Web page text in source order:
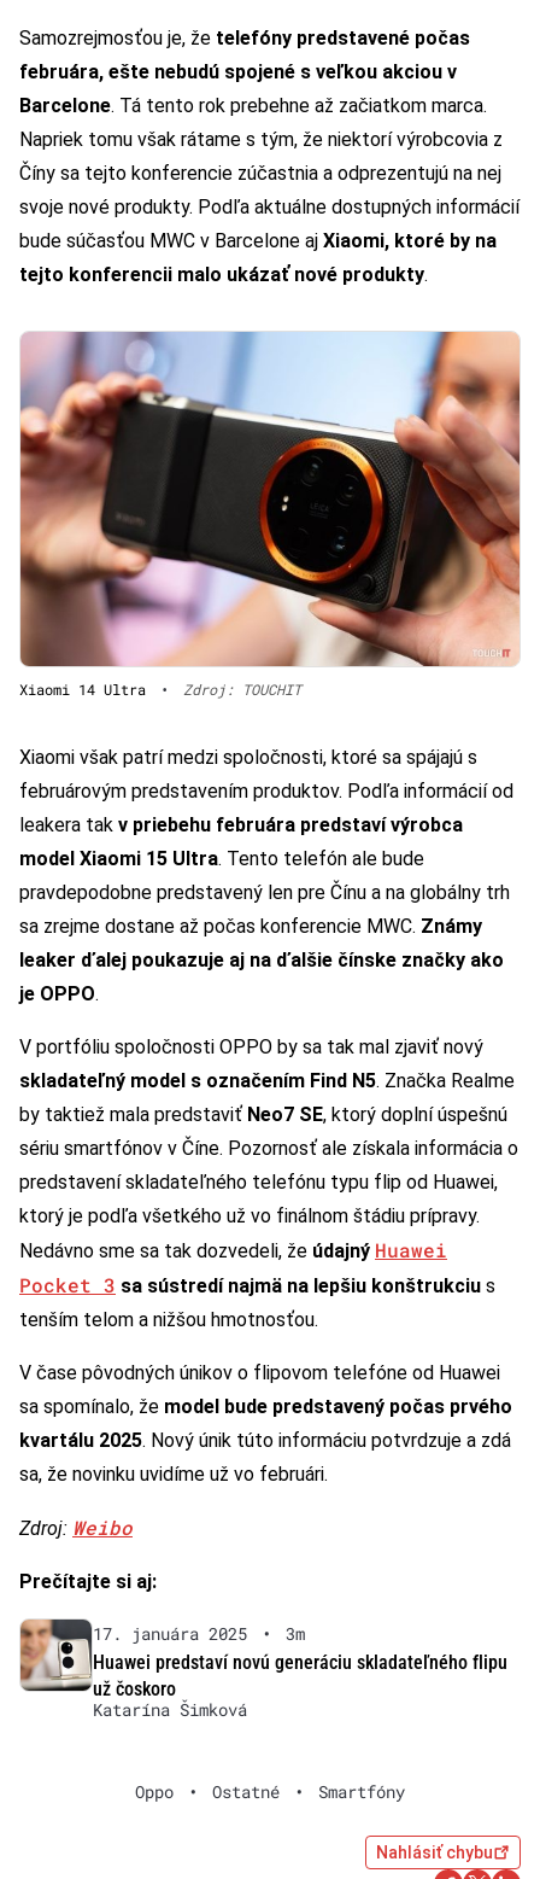
Samozrejmosťou je, že telefóny predstavené počas
februára, ešte nebudú spojené s veľkou akciou v
Barcelone. Tá tento rok prebehne až začiatkom marca.
Napriek tomu však rátame s tým, že niektorí výrobcovia z
Číny sa tejto konferencie zúčastnia a odprezentujú na nej
svoje nové produkty. Podľa aktuálne dostupných informácií
bude súčasťou MWC v Barcelone aj Xiaomi, ktoré by na
tejto konferencii malo ukázať nové produkty.
Xiaomi 14 Ultra • Zdroj: TOUCHIT
Xiaomi však patrí medzi spoločnosti, ktoré sa spájajú s
februárovým predstavením produktov. Podľa informácií od
leakera tak v priebehu februára predstaví výrobca
model Xiaomi 15 Ultra. Tento telefón ale bude
pravdepodobne predstavený len pre Čínu a na globálny trh
sa zrejme dostane až počas konferencie MWC. Známy
leaker ďalej poukazuje aj na ďalšie čínske značky ako
je OPPO.
V portfóliu spoločnosti OPPO by sa tak mal zjaviť nový
skladateľný model s označením Find N5. Značka Realme
by taktiež mala predstaviť Neo7 SE, ktorý doplní úspešnú
sériu smartfónov v Číne. Pozornosť ale získala informácia o
predstavení skladateľného telefónu typu flip od Huawei,
ktorý je podľa všetkého už vo finálnom štádiu prípravy.
Nedávno sme sa tak dozvedeli, že údajný Huawei
Pocket 3 sa sústredí najmä na lepšiu konštrukciu s
tenším telom a nižšou hmotnosťou.
V čase pôvodných únikov o flipovom telefóne od Huawei
sa spomínalo, že model bude predstavený počas prvého
kvartálu 2025. Nový únik túto informáciu potvrdzuje a zdá
sa, že novinku uvidíme už vo februári.
Zdroj: Weibo
Prečítajte si aj:
17. januára 2025 •
3m
Huawei predstaví novú generáciu skladateľného flipu
už čoskoro
Katarína Šimková
Oppo • Ostatné • Smartfóny
Nahlásiť chybu